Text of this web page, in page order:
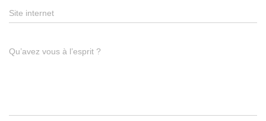
Site internet
Qu’avez vous à l’esprit ?